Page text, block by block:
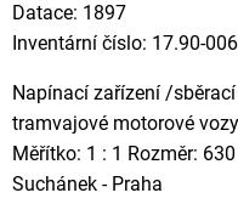
Datace: 1897
Inventární číslo: 17.90-
Napínací zařízení /
tramvajové motorové
Měřítko: 1 : 1 Rozměr:
Suchánek - Praha